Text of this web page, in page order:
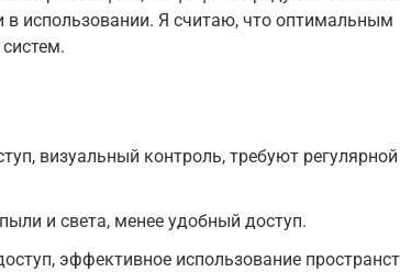
использовании. Я считаю, что оптимальным
визуальный контроль, требуют регулярной
и света, менее удобный доступ.
эффективное использование